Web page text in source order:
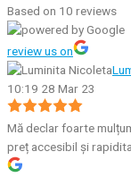
Based on 10 reviews
review us on
10:19 28 Mar 23
Mă declar foarte
preț accesibil și